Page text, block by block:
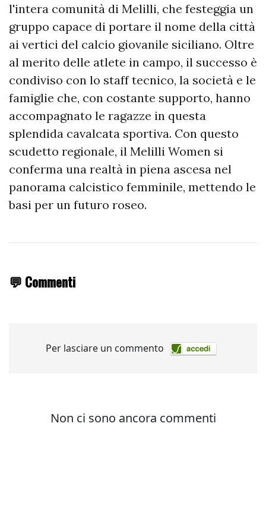
l'intera comunità di Melilli, che festeggia un
gruppo capace di portare il nome della città
ai vertici del calcio giovanile siciliano. Oltre
al merito delle atlete in campo, il successo è
condiviso con lo staff tecnico, la società e le
famiglie che, con costante supporto, hanno
accompagnato le ragazze in questa
splendida cavalcata sportiva. Con questo
scudetto regionale, il Melilli Women si
conferma una realtà in piena ascesa nel
panorama calcistico femminile, mettendo le
basi per un futuro roseo.
💬 Commenti